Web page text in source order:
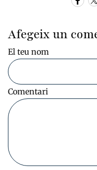
Afegeix un
El teu nom
Comentari